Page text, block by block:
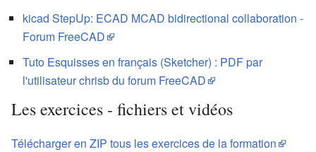
kicad StepUp: ECAD MCAD bidirectional collaboration -
Forum FreeCAD
Tuto Esquisses en français (Sketcher) : PDF par
l'utilisateur chrisb du forum FreeCAD
Les exercices - fichiers et vidéos
Télécharger en ZIP tous les exercices de la formation